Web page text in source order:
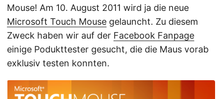
Mouse! Am 10. August 2011 wird ja die neue
Microsoft Touch Mouse gelauncht. Zu diesem
Zweck haben wir auf der Facebook Fanpage
einige Podukttester gesucht, die die Maus vorab
exklusiv testen konnten.